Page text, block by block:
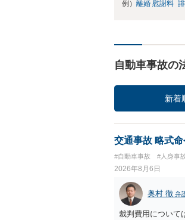
例） 離婚 慰謝料
自動車事故の
新着
交通事故 略式
#自動車事故 #人身事
2026年8月6日
奥村 徹 弁
裁判費用について